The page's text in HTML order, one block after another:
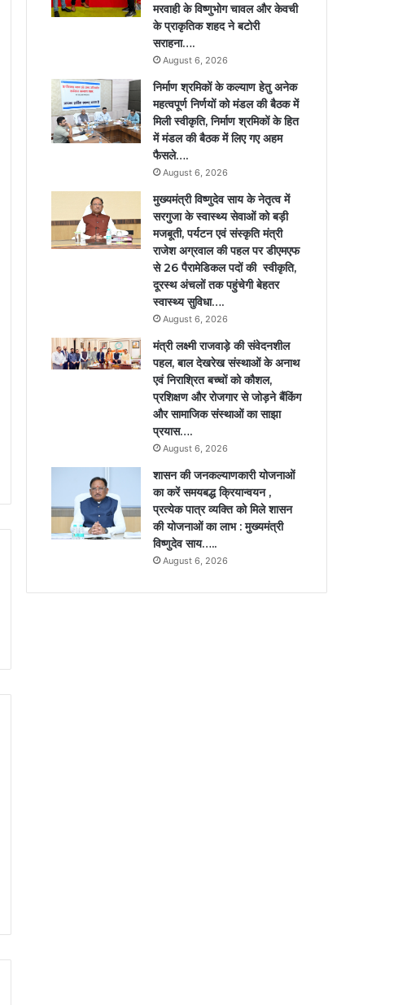
मरवाही के विष्णुभोग चावल और केवची
के प्राकृतिक शहद ने बटोरी
सराहना….
August 6, 2026
निर्माण श्रमिकों के कल्याण हेतु अनेक
महत्वपूर्ण निर्णयों को मंडल की बैठक में
मिली स्वीकृति, निर्माण श्रमिकों के हित
में मंडल की बैठक में लिए गए अहम
फैसले….
August 6, 2026
मुख्यमंत्री विष्णुदेव साय के नेतृत्व में
सरगुजा के स्वास्थ्य सेवाओं को बड़ी
मजबूती, पर्यटन एवं संस्कृति मंत्री
राजेश अग्रवाल की पहल पर डीएमएफ
से 26 पैरामेडिकल पदों की स्वीकृति,
दूरस्थ अंचलों तक पहुंचेगी बेहतर
स्वास्थ्य सुविधा….
August 6, 2026
मंत्री लक्ष्मी राजवाड़े की संवेदनशील
पहल, बाल देखरेख संस्थाओं के अनाथ
एवं निराश्रित बच्चों को कौशल,
प्रशिक्षण और रोजगार से जोड़ने बैंकिंग
और सामाजिक संस्थाओं का साझा
प्रयास….
August 6, 2026
शासन की जनकल्याणकारी योजनाओं
का करें समयबद्ध क्रियान्वयन ,
प्रत्येक पात्र व्यक्ति को मिले शासन
की योजनाओं का लाभ : मुख्यमंत्री
विष्णुदेव साय…..
August 6, 2026